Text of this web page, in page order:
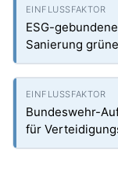
ESG-
Sanierung
Bundeswehr-
für